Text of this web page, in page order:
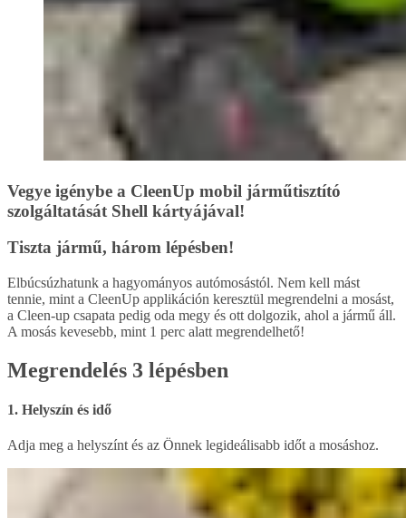
Vegye igénybe a CleenUp mobil járműtisztító
szolgáltatását Shell kártyájával!
Tiszta jármű, három lépésben!
Elbúcsúzhatunk a hagyományos autómosástól. Nem kell mást
tennie, mint a CleenUp applikáción keresztül megrendelni a mosást,
a Cleen-up csapata pedig oda megy és ott dolgozik, ahol a jármű áll.
A mosás kevesebb, mint 1 perc alatt megrendelhető!
Megrendelés 3 lépésben
1. Helyszín és idő
Adja meg a helyszínt és az Önnek legideálisabb időt a mosáshoz.